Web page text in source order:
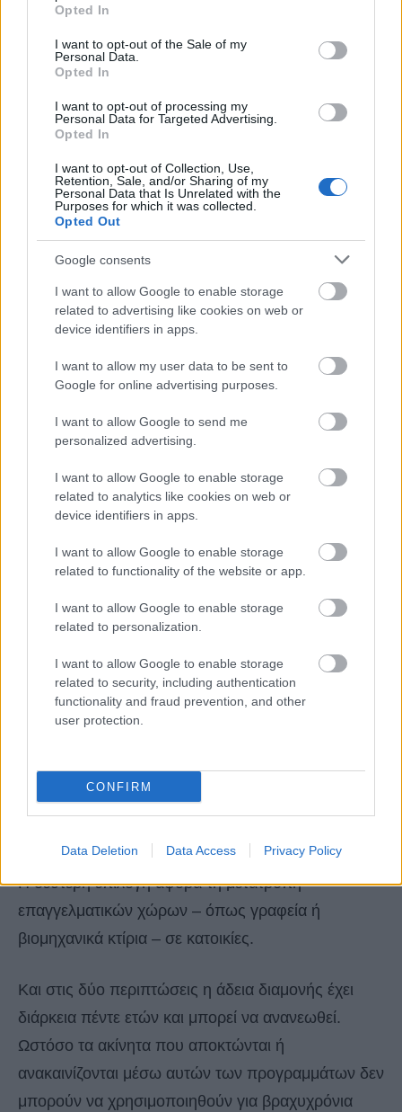
use your data for below specified purposes in below Google
consent section.
Opted In
I want to opt-out of the Sale of my
Personal Data.
Opted In
I want to opt-out of processing my
Personal Data for Targeted Advertising.
Opted In
I want to opt-out of Collection, Use,
Retention, Sale, and/or Sharing of my
Personal Data that Is Unrelated with the
Purposes for which it was collected.
Opted Out
Google consents
I want to allow Google to enable storage
related to advertising like cookies on web or
device identifiers in apps.
I want to allow my user data to be sent to
Google for online advertising purposes.
I want to allow Google to send me
personalized advertising.
I want to allow Google to enable storage
related to analytics like cookies on web or
device identifiers in apps.
I want to allow Google to enable storage
related to functionality of the website or app.
I want to allow Google to enable storage
related to personalization.
I want to allow Google to enable storage
related to security, including authentication
functionality and fraud prevention, and other
user protection.
CONFIRM
Data Deletion Data Access Privacy Policy
επένδυση και τις λοιπές προϋποθέσεις.
Μετά από οκτώ χρόνια συνεχούς διαμονής υπάρχει
δυνατότητα αίτησης για ουγγρική υπηκοότητα.
Η επένδυση των 250.000 ευρώ αφορά συμμετοχή
σε επενδυτικό ταμείο ακινήτων που είναι
καταχωριμένο στην κεντρική τράπεζα της χώρας,
ενώ εναλλακτικά υπάρχει και η επιλογή δωρεάς
τουλάχιστον 1 εκατ. ευρώ σε ίδρυμα που στηρίζει
την ανώτατη εκπαίδευση.
Ελλάδα
Ελλάδααποτελεί επίσης έναν από τους πιο
γνωστούς προορισμούς για επενδυτές που
επιθυμούν να αποκτήσουν χρυσή βίζα.
όρια έχουν αυξηθεί τα τελευταία χρόνια –
ορισμένες δημοφιλείς περιοχές – εξακολουθούν να
ευρώ.
Η πρώτη επιλογή αφορά την αποκατάσταση
πρέπει να προχωρήσει σε πλήρη ανακαίνιση του
ακινήτου και οι εργασίες να ολοκληρωθούν πριν
Η δεύτερη επιλογή αφορά τη μετατροπή
επαγγελματικών χώρων – όπως γραφεία ή
βιομηχανικά κτίρια – σε κατοικίες.
Και στις δύο περιπτώσεις η άδεια διαμονής έχει
διάρκεια πέντε ετών και μπορεί να ανανεωθεί.
Ωστόσο τα ακίνητα που αποκτώνται ή
ανακαινίζονται μέσω αυτών των προγραμμάτων δεν
μπορούν να χρησιμοποιηθούν για βραχυχρόνια